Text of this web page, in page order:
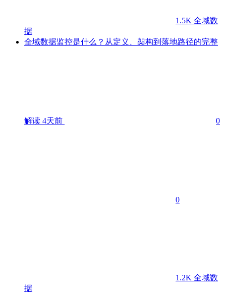
1.5K 全域数
据
全域数据监控是什么？从定义、架构到落地路径的完整
解读 4天前 0
0
1.2K 全域数
据